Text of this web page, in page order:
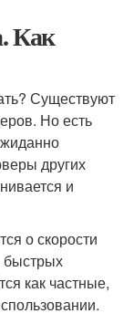
Как
Существуют
Но есть
других
и
о скорости
быстрых
как частные,